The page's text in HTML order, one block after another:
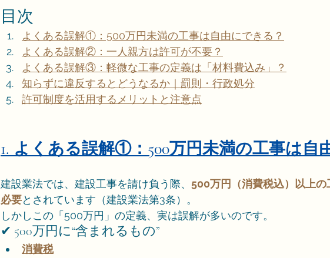
目次
よくある誤解①：500万円未満の工事は自由にできる？
よくある誤解②：一人親方は許可が不要？
よくある誤解③：軽微な工事の定義は「材料費込み」？
知らずに違反するとどうなるか｜罰則・行政処分
許可制度を活用するメリットと注意点
1. よくある誤解①：500万円未満の工事は自
建設業法では、建設工事を請け負う際、 500万円（消費税込）以上
必要とされています（建設業法第3条）。
しかしこの「500万円」の定義、実は誤解が多いのです。
✔ 500万円に“含まれるもの”
消費税